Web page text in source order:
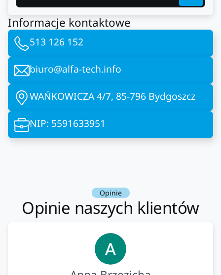
Informacje kontaktowe
513 126 152
biuro@alfa-tech.info
WAŃKOWICZA 4/7, 85-796 Bydgoszcz
NIP: 5591633951
Opinie
Opinie naszych klientów